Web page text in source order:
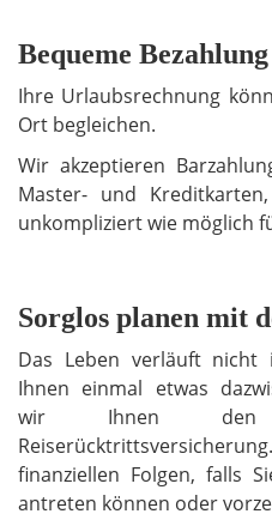
Bequeme Bezahlung
Ihre Urlaubsrechnung
Ort begleichen.
Wir akzeptieren
Master- und
unkompliziert wie möglich
Sorglos planen mit
Das Leben verläuft
Ihnen einmal etwas
wir Ihnen den
finanziellen Folgen, falls
antreten können oder